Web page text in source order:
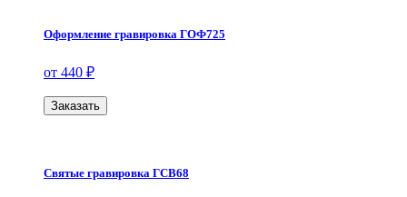
Оформление гравировка ГОФ725
от 440 ₽
Заказать
Святые гравировка ГСВ68